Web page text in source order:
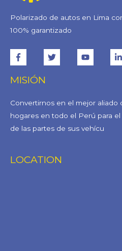
Polarizado de autos en Lima
100% garantizado
MISIÓN
Convertirnos en el mejor aliado
hogares en todo el Perú para
de las partes de sus vehícu
LOCATION